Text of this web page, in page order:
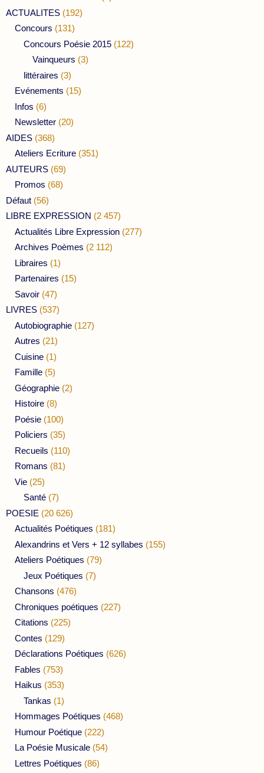
ACTUALITES (192)
Concours (131)
Concours Poésie 2015 (122)
Vainqueurs (3)
littéraires (3)
Evénements (15)
Infos (6)
Newsletter (20)
AIDES (368)
Ateliers Ecriture (351)
AUTEURS (69)
Promos (68)
Défaut (56)
LIBRE EXPRESSION (2 457)
Actualités Libre Expression (277)
Archives Poèmes (2 112)
Libraires (1)
Partenaires (15)
Savoir (47)
LIVRES (537)
Autobiographie (127)
Autres (21)
Cuisine (1)
Famille (5)
Géographie (2)
Histoire (8)
Poésie (100)
Policiers (35)
Recueils (110)
Romans (81)
Vie (25)
Santé (7)
POESIE (20 626)
Actualités Poétiques (181)
Alexandrins et Vers + 12 syllabes (155)
Ateliers Poétiques (79)
Jeux Poétiques (7)
Chansons (476)
Chroniques poétiques (227)
Citations (225)
Contes (129)
Déclarations Poétiques (626)
Fables (753)
Haikus (353)
Tankas (1)
Hommages Poétiques (468)
Humour Poétique (222)
La Poésie Musicale (54)
Lettres Poétiques (86)